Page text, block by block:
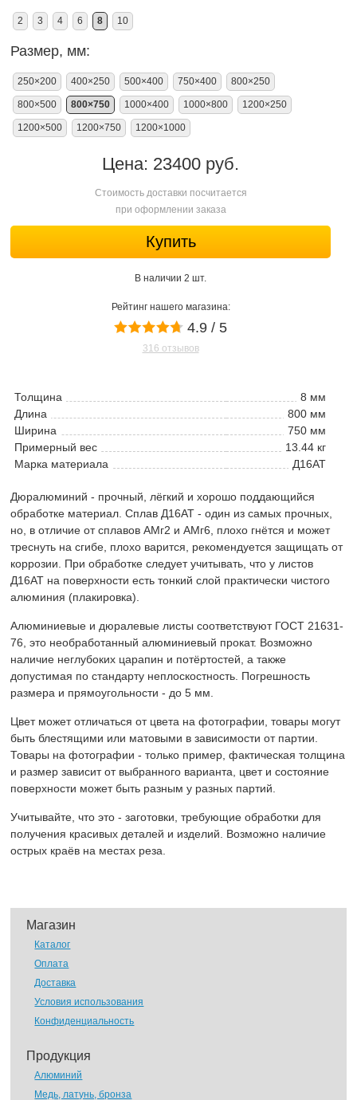
2 3 4 6 8 10
Размер, мм:
250×200 400×250 500×400 750×400 800×250
800×500 800×750 1000×400 1000×800 1200×250
1200×500 1200×750 1200×1000
Толщина
8 мм
Длина
800 мм
Ширина
750 мм
Примерный вес
13.44 кг
Марка материала
Д16АТ
Цена: 23400 руб.
Стоимость доставки посчитается
при оформлении заказа
Купить
В наличии 2 шт.
Рейтинг нашего магазина:
4.9 / 5
316 отзывов
Дюралюминий - прочный, лёгкий и хорошо поддающийся
обработке материал. Сплав Д16АТ - один из самых прочных,
но, в отличие от сплавов АМг2 и АМг6, плохо гнётся и может
треснуть на сгибе, плохо варится, рекомендуется защищать от
коррозии. При обработке следует учитывать, что у листов
Д16АТ на поверхности есть тонкий слой практически чистого
алюминия (плакировка).
Алюминиевые и дюралевые листы соответствуют ГОСТ 21631-
76, это необработанный алюминиевый прокат. Возможно
наличие неглубоких царапин и потёртостей, а также
допустимая по стандарту неплоскостность. Погрешность
размера и прямоугольности - до 5 мм.
Цвет может отличаться от цвета на фотографии, товары могут
быть блестящими или матовыми в зависимости от партии.
Товары на фотографии - только пример, фактическая толщина
и размер зависит от выбранного варианта, цвет и состояние
поверхности может быть разным у разных партий.
Учитывайте, что это - заготовки, требующие обработки для
получения красивых деталей и изделий. Возможно наличие
острых краёв на местах реза.
Магазин
Каталог
Оплата
Доставка
Условия использования
Конфиденциальность
Продукция
Алюминий
Медь, латунь, бронза